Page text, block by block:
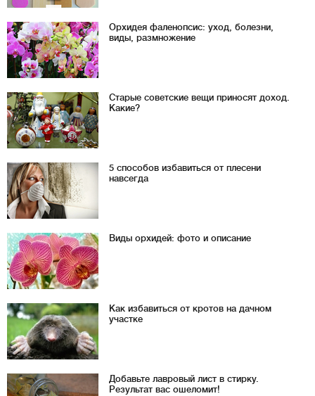
Орхидея фаленопсис: уход, болезни,
виды, размножение
Старые советские вещи приносят доход.
Какие?
5 способов избавиться от плесени
навсегда
Виды орхидей: фото и описание
Как избавиться от кротов на дачном
участке
Добавьте лавровый лист в стирку.
Результат вас ошеломит!